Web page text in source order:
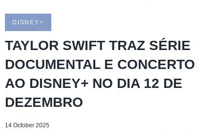
DISNEY+
TAYLOR SWIFT TRAZ SÉRIE
DOCUMENTAL E CONCERTO
AO DISNEY+ NO DIA 12 DE
DEZEMBRO
14 October 2025